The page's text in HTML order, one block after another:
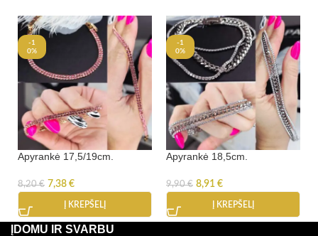
-1
0%
Apyrankė 17,5/19cm.
8,20€ 7,38 €
Į KREPŠELĮ
-1
0%
Apyrankė 18,5cm.
9,90€ 8,91 €
Į KREPŠELĮ
ĮDOMU IR SVARBU